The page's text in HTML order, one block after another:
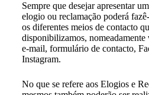
Sempre que desejar apresentar
elogio ou reclamação poderá
os diferentes meios de contacto
disponibilizamos, nomeadamente
e-mail, formulário de contacto,
Instagram.
No que se refere aos Elogios e